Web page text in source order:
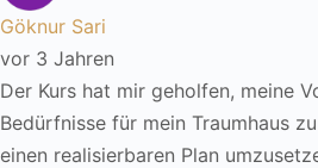
Göknur Sari
vor 3 Jahren
Der Kurs hat mir geholfen, meine
Bedürfnisse für mein Traumhaus
einen realisierbaren Plan